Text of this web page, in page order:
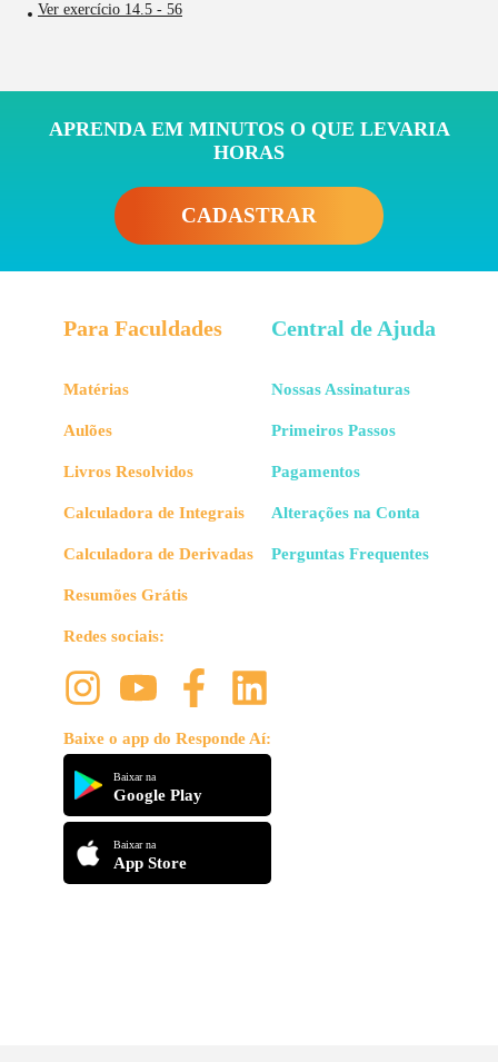
Ver exercício 14.5 - 56
APRENDA EM MINUTOS O QUE LEVARIA
HORAS
CADASTRAR
Para Faculdades
Matérias
Aulões
Livros Resolvidos
Calculadora de Integrais
Calculadora de Derivadas
Resumões Grátis
Redes sociais:
Baixe o app do Responde Aí:
Baixar na
Google Play
Baixar na
App Store
Central de Ajuda
Nossas Assinaturas
Primeiros Passos
Pagamentos
Alterações na Conta
Perguntas Frequentes